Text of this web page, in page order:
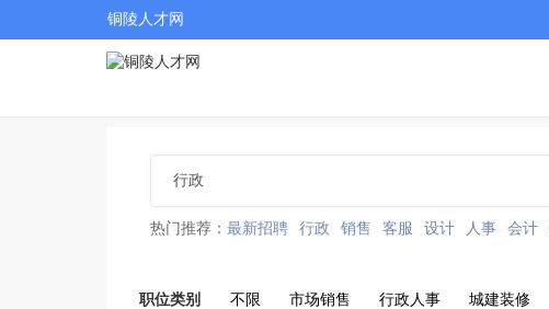
铜陵人才网
热门推荐： 最新招聘 行政 销售 客服 设计 人事 会计
职位类别 不限 市场销售 行政人事 城建装修